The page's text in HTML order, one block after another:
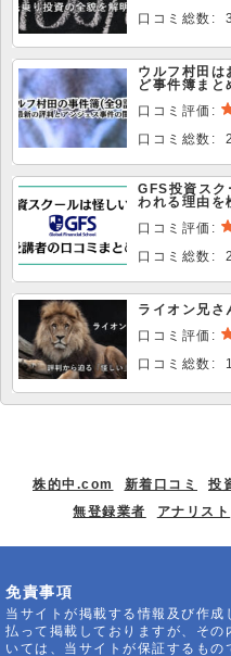
口コミ総数:
ウルフ村田は
ど事件簿まと
口コミ評価:
口コミ総数:
GFS投資スク
われる理由を
口コミ評価:
口コミ総数:
ライオン兄さ
口コミ評価:
口コミ総数:
株的中.com 新着口コミ 投
無登録業者
アナリスト
免責事項
当サイトが掲載する情報及び作
払って掲載しておりますが、そ
いては、当サイトが保証するもの